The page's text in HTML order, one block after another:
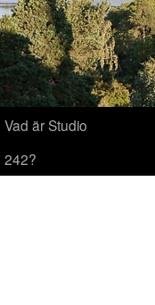
Vad är Studio
242?